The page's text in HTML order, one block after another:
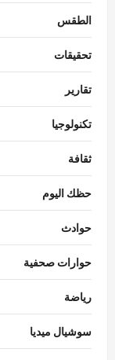
الطقس
تحقيقات
تقارير
تكنولوجيا
ثقافة
حظك اليوم
حوادث
حوارات صحفية
رياضة
سوشيال ميديا